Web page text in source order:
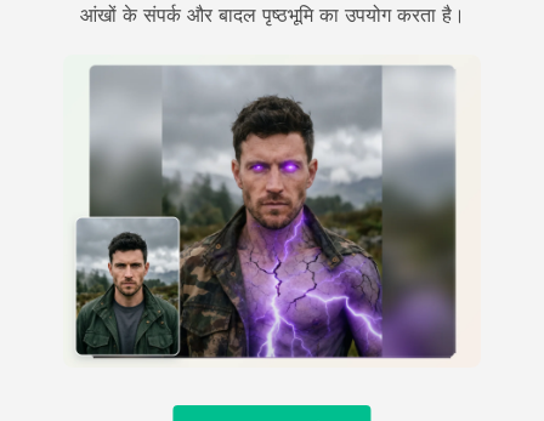
आंखों के संपर्क और बादल पृष्ठभूमि का उपयोग करता है।